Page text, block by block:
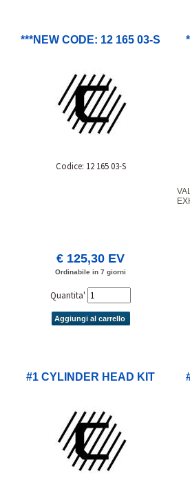
***NEW CODE: 12 165 03-S
Codice: 12 165 03-S
€ 125,30 EV
Ordinabile in 7 giorni
Quantita'
Aggiungi al carrello
#1 CYLINDER HEAD KIT